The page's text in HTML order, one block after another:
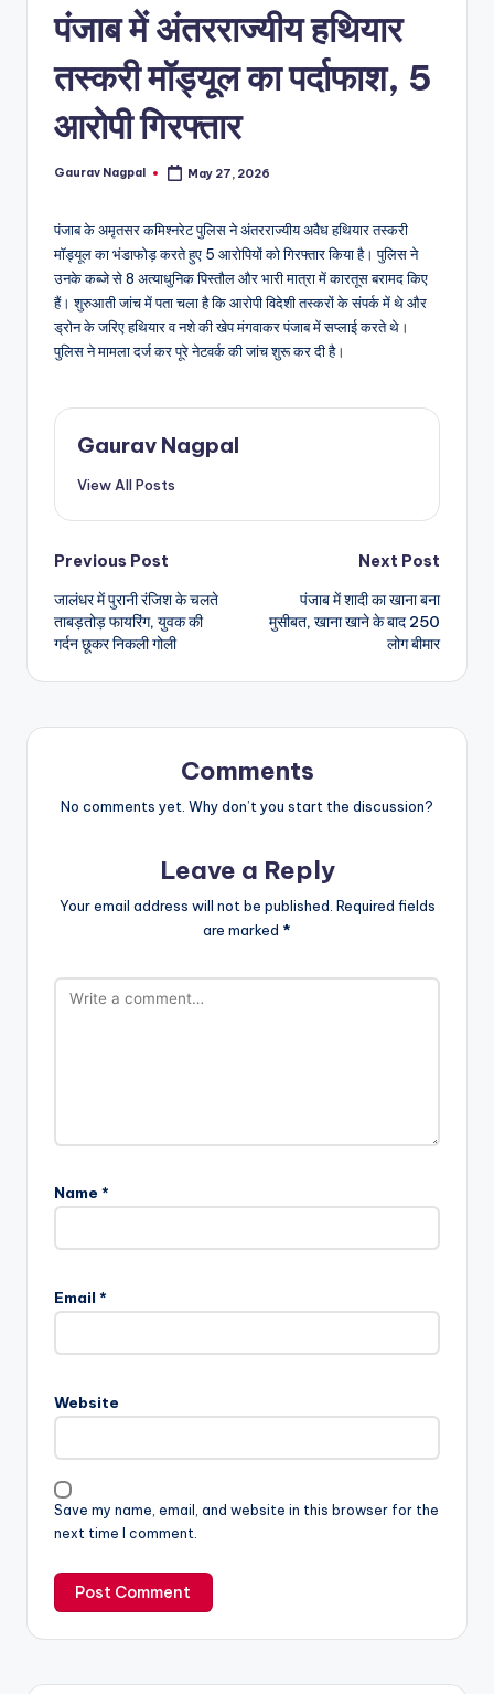
m
a
पंजाब में अंतरराज्यीय हथियार
तस्करी मॉड्यूल का पर्दाफाश, 5
आरोपी गिरफ्तार
Posted
Gaurav Nagpal May 27, 2026
पंजाब के अमृतसर कमिश्नरेट पुलिस ने अंतरराज्यीय अवैध हथियार तस्करी
मॉड्यूल का भंडाफोड़ करते हुए 5 आरोपियों को गिरफ्तार किया है। पुलिस ने
उनके कब्जे से 8 अत्याधुनिक पिस्तौल और भारी मात्रा में कारतूस बरामद किए
हैं। शुरुआती जांच में पता चला है कि आरोपी विदेशी तस्करों के संपर्क में थे और
ड्रोन के जरिए हथियार व नशे की खेप मंगवाकर पंजाब में सप्लाई करते थे।
पुलिस ने मामला दर्ज कर पूरे नेटवर्क की जांच शुरू कर दी है।
Gaurav Nagpal
View All Posts
Post
navigation
Previous Post
जालंधर में पुरानी रंजिश के चलते
ताबड़तोड़ फायरिंग, युवक की
गर्दन छूकर निकली गोली
Next Post
पंजाब में शादी का खाना बना
मुसीबत, खाना खाने के बाद 250
लोग बीमार
Comments
No comments yet. Why don’t you start the discussion?
Leave a Reply
Your email address will not be published. Required fields
are marked *
Name *
Email *
Website
Save my name, email, and website in this browser for the
next time I comment.